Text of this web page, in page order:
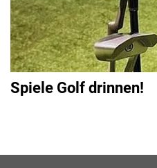
Spiele Golf drinnen!